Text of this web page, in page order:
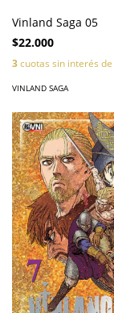
Vinland Saga 05
$22.000
3cuotas sin interés de
VINLAND SAGA